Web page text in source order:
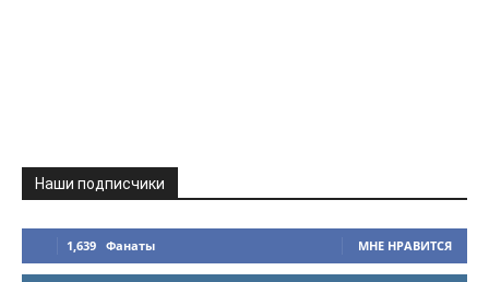
Наши подписчики
1,639 Фанаты МНЕ НРАВИТСЯ